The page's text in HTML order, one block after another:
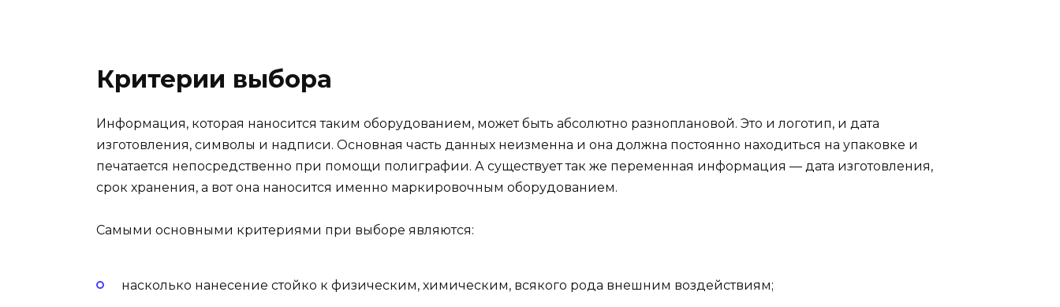
Критерии выбора
Информация, которая наносится таким оборудованием, может быть абсолютно разноплановой. Это и логотип, и дата
изготовления, символы и надписи. Основная часть данных неизменна и она должна постоянно находиться на упаковке и
печатается непосредственно при помощи полиграфии. А существует так же переменная информация — дата изготовления,
срок хранения, а вот она наносится именно маркировочным оборудованием.
Самыми основными критериями при выборе являются:
насколько нанесение стойко к физическим, химическим, всякого рода внешним воздействиям;